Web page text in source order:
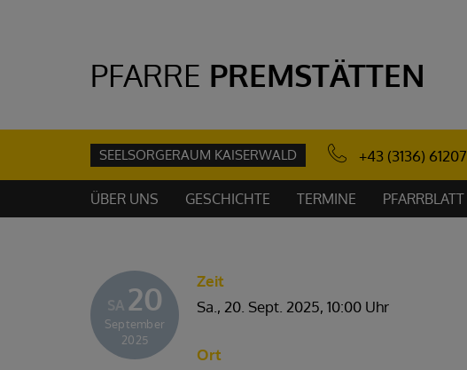
PFARRE PREMSTÄTTEN
SEELSORGERAUM KAISERWALD +43 (3136) 61207
ÜBER UNS GESCHICHTE TERMINE PFARRBLATT
SA 20
September
2025
Zeit
Sa., 20. Sept. 2025, 10:00 Uhr
Ort